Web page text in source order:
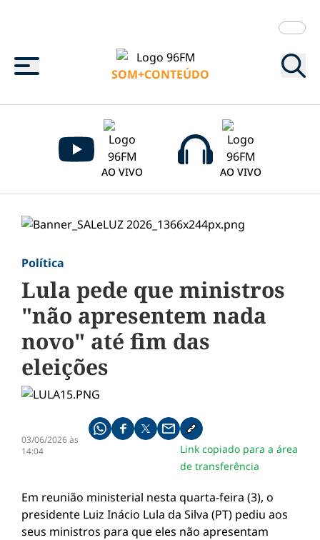
Menu
SOM+CONTEÚDO
AO VIVO AO VIVO
Política
Lula pede que ministros
"não apresentem nada
novo" até fim das
eleições
03/06/2026 às
14:04
Compartilhe pelo whatsapp
Compartilhar no facebook
Compartilhar no twitter
Compartilhe pelo email
Copiar link da notícia
Link copiado para a área
de transferência
Em reunião ministerial nesta quarta-feira (3), o
presidente Luiz Inácio Lula da Silva (PT) pediu aos
seus ministros para que eles não apresentam